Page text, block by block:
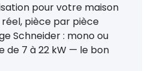
pour votre maison
pièce par pièce
Schneider : mono ou
de 7 à 22 kW — le bon